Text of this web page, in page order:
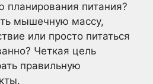
питания?
мышечную массу,
или просто питаться
Четкая цель
правильную